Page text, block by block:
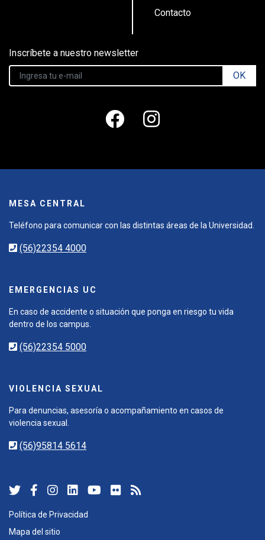
Contacto
Inscríbete a nuestro newsletter
OK
MESA CENTRAL
Teléfono para comunicar con las distintas áreas de la Universidad.
(56)22354 4000
EMERGENCIAS UC
En caso de accidente o situación que ponga en riesgo tu vida
dentro de los campus.
(56)22354 5000
VIOLENCIA SEXUAL
Para denuncias, asesoría o acompañamiento en casos de
violencia sexual.
(56)95814 5614
Política de Privacidad
Mapa del sitio